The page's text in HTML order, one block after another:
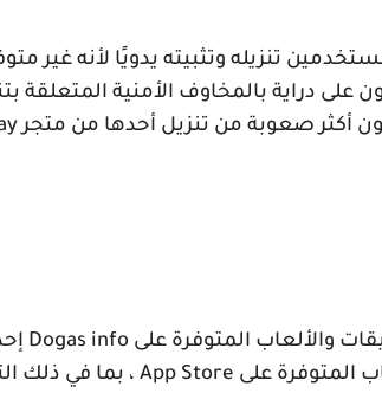
تنزيله وتثبيته يدويًا لأنه غير
دراية بالمخاوف الأمنية المتعلقة
أكثر صعوبة من تنزيل أحدها من متجر
والألعاب المتوفرة على Dogas info
المتوفرة على App Store ، بما في ذلك